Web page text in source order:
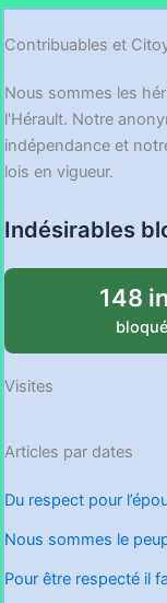
Contribuables et
Nous sommes les
l'Hérault. Notre
indépendance et
lois en vigueur.
Indésirables
148
Visites
Articles par dates
Du respect pour
Nous sommes le
Pour être respecté il